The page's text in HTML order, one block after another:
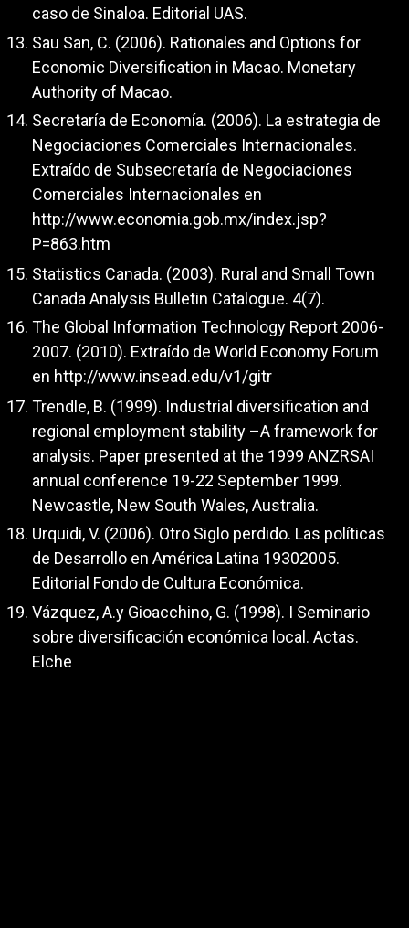
caso de Sinaloa. Editorial UAS.
Sau San, C. (2006). Rationales and Options for
Economic Diversification in Macao. Monetary
Authority of Macao.
Secretaría de Economía. (2006). La estrategia de
Negociaciones Comerciales Internacionales.
Extraído de Subsecretaría de Negociaciones
Comerciales Internacionales en
http://www.economia.gob.mx/index.jsp?
P=863.htm
Statistics Canada. (2003). Rural and Small Town
Canada Analysis Bulletin Catalogue. 4(7).
The Global Information Technology Report 2006-
2007. (2010). Extraído de World Economy Forum
en http://www.insead.edu/v1/gitr
Trendle, B. (1999). Industrial diversification and
regional employment stability –A framework for
analysis. Paper presented at the 1999 ANZRSAI
annual conference 19-22 September 1999.
Newcastle, New South Wales, Australia.
Urquidi, V. (2006). Otro Siglo perdido. Las políticas
de Desarrollo en América Latina 19302005.
Editorial Fondo de Cultura Económica.
Vázquez, A.y Gioacchino, G. (1998). I Seminario
sobre diversificación económica local. Actas.
Elche